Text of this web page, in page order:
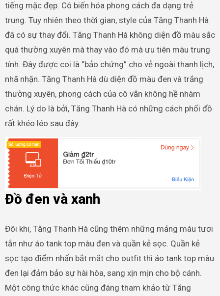
tiếng mặc đẹp. Cô biến hóa phong cách đa dạng trẻ
trung. Tuy nhiên theo thời gian, style của Tăng Thanh Hà
đã có sự thay đổi. Tăng Thanh Hà không diện đồ màu sắc
quá thường xuyên mà thay vào đó mà ưu tiên màu trung
tính. Đây được coi là “bảo chứng” cho vẻ ngoài thanh lịch,
nhã nhặn. Tăng Thanh Hà dù diện đồ màu đen và trắng
thường xuyên, phong cách của cô vẫn không hề nhàm
chán. Lý do là bởi, Tăng Thanh Hà có những cách phối đồ
rất khéo léo sau đây.
Đồ đen và xanh
Đôi khi, Tăng Thanh Hà cũng thêm những mảng màu tươi
tắn như áo tank top màu đen và quần kẻ sọc. Quần kẻ
sọc tạo điểm nhấn bắt mắt cho outfit thì áo tank top màu
đen lại đảm bảo sự hài hòa, sang xịn mịn cho bộ cánh.
Một công thức khác cũng đáng tham khảo từ Tăng